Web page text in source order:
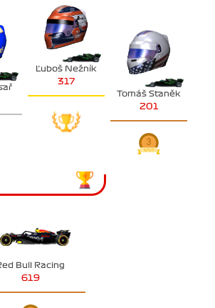
Ľuboš Nežník
317
Tomáš Staněk
201
Bull Racing
619